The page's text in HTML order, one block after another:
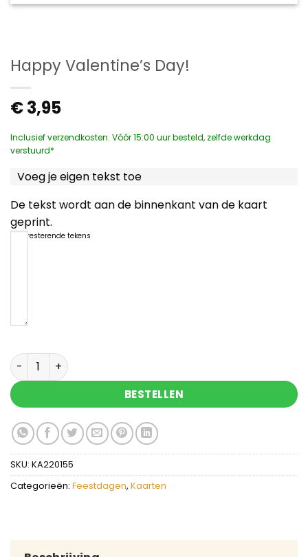
Happy Valentine’s Day!
€3,95
Inclusief verzendkosten. Vóór 15:00 uur besteld, zelfde werkdag
verstuurd*
Voeg je eigen tekst toe
De tekst wordt aan de binnenkant van de kaart
geprint.
resterende tekens
Happy Valentine's Day! aantal
BESTELLEN
SKU: KA220155
Categorieën: Feestdagen, Kaarten